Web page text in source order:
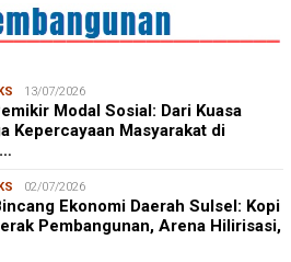
13/07/2026
Modal Sosial: Dari Kuasa
Kepercayaan Masyarakat di
02/07/2026
Ekonomi Daerah Sulsel: Kopi
Pembangunan, Arena Hilirisasi,